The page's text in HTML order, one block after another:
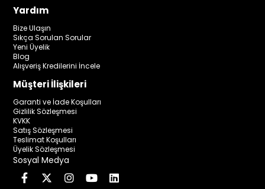
Yardım
Bize Ulaşın
Sıkça Sorulan Sorular
Yeni Üyelik
Blog
Alışveriş Kredilerini İncele
Müşteri İlişkileri
Garanti ve İade Koşulları
Gizlilik Sözleşmesi
KVKK
Satış Sözleşmesi
Teslimat Koşulları
Üyelik Sözleşmesi
Sosyal Medya